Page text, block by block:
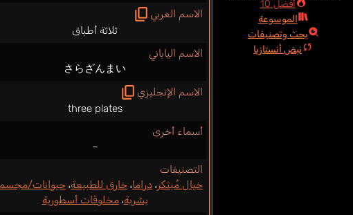
الاسم العربي
ثلاثة أطباق
الاسم الياباني
さらざんまい
الاسم الإنجليزي
three plates
أسماء أخرى
–
التصنيفات
خيال مُبتكر، دراما، خارق للطبيعة، حيوانات/
بشرية،مخلوقات أسطورية
أفضل 10
الموسوعة
بحث وتصنيفات
نبض أنستازيا